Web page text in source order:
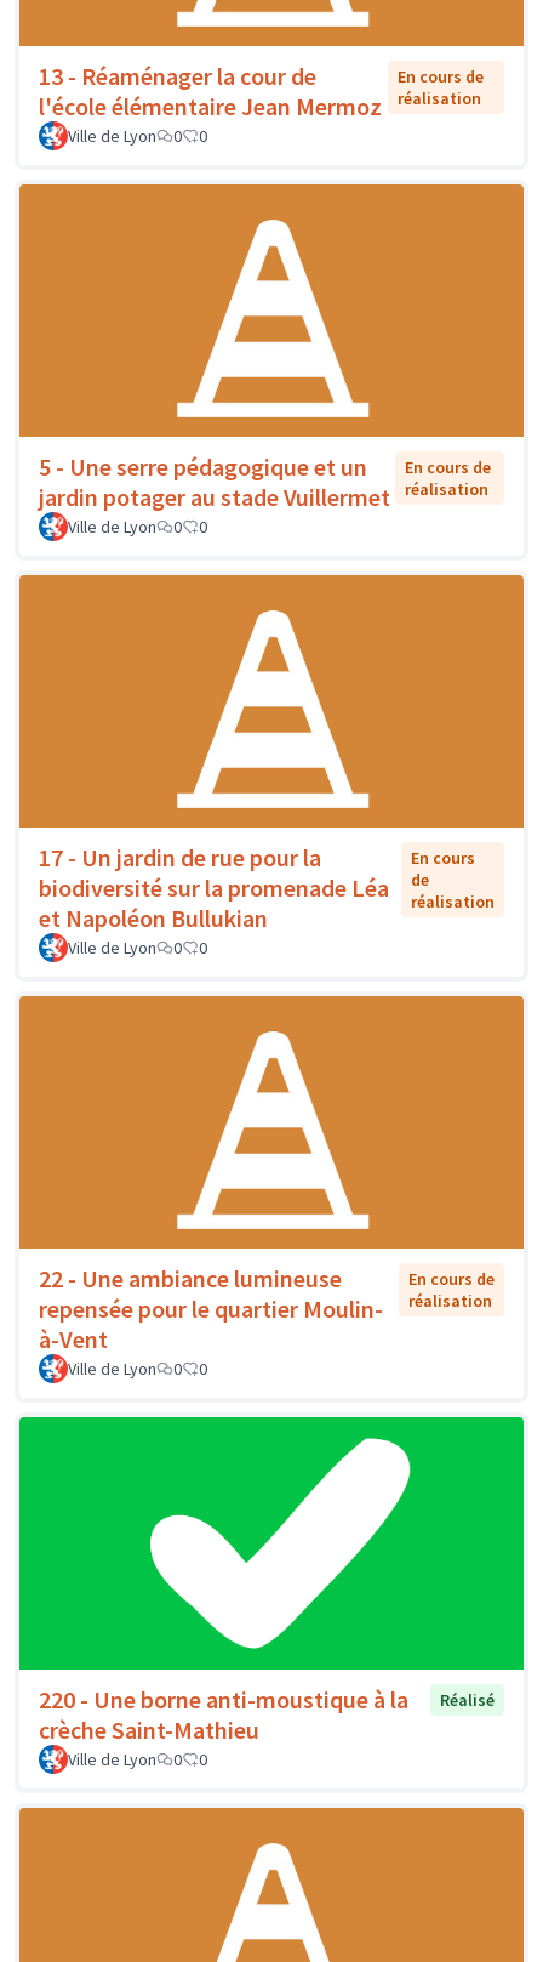
13 - Réaménager la cour de
l'école élémentaire Jean Mermoz
En cours de
réalisation
Ville de Lyon
0 0
5 - Une serre pédagogique et un
jardin potager au stade Vuillermet
En cours de
réalisation
Ville de Lyon
0 0
17 - Un jardin de rue pour la
biodiversité sur la promenade Léa
et Napoléon Bullukian
En cours
de
réalisation
Ville de Lyon 0 0
22 - Une ambiance lumineuse
repensée pour le quartier Moulin-
à-Vent
En cours de
réalisation
Ville de Lyon 0 0
220 - Une borne anti-moustique à la
crèche Saint-Mathieu
Réalisé
Ville de Lyon 0 0